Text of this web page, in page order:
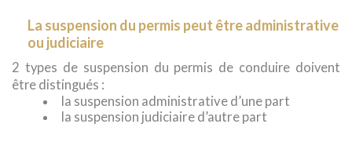
La suspension du permis peut être administrative
ou judiciaire
2 types de suspension du permis de conduire doivent
être distingués :
la suspension administrative d’une part
la suspension judiciaire d’autre part